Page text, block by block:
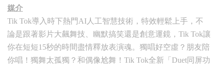
媒介
Tik Tok導入時下熱門AI人工智慧技術，特效輕鬆上手，不
論是跟著影片大飆舞技、幽默搞笑還是創意運鏡，Tik Tok讓
你在短短15秒的時間盡情釋放表演魂。獨唱好空虛？朋友陪
你唱！獨舞太孤獨？和偶像尬舞！Tik Tok全新「Duet同屏功